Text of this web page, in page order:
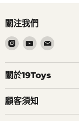
關注我們
在
Instagram
找
到
們
在
Youtube
找
到
們
在
郵
關於19Toys
顧客須知